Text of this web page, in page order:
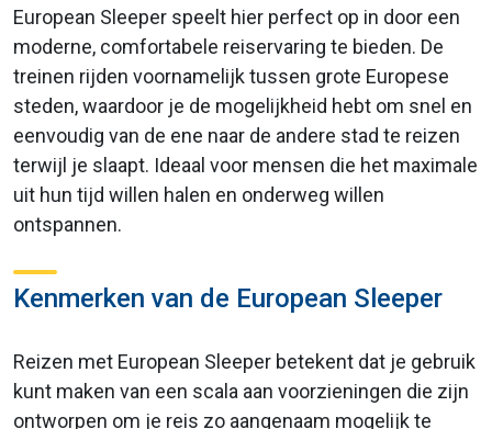
European Sleeper speelt hier perfect op in door een
moderne, comfortabele reiservaring te bieden. De
treinen rijden voornamelijk tussen grote Europese
steden, waardoor je de mogelijkheid hebt om snel en
eenvoudig van de ene naar de andere stad te reizen
terwijl je slaapt. Ideaal voor mensen die het maximale
uit hun tijd willen halen en onderweg willen
ontspannen.
Kenmerken van de European Sleeper
Reizen met European Sleeper betekent dat je gebruik
kunt maken van een scala aan voorzieningen die zijn
ontworpen om je reis zo aangenaam mogelijk te